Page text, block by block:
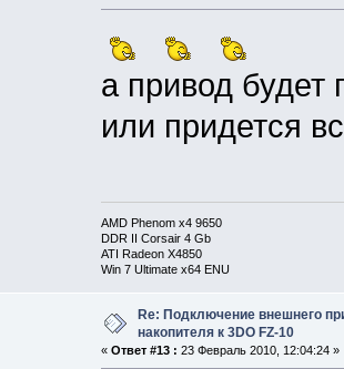
а привод будет
или придется
AMD Phenom x4 9650
DDR II Corsair 4 Gb
ATI Radeon X4850
Win 7 Ultimate x64 ENU
Re: Подключение внешнего
накопителя к 3DO FZ-10
«Ответ #13 : 23 Февраль 2010, 12:04:24 »